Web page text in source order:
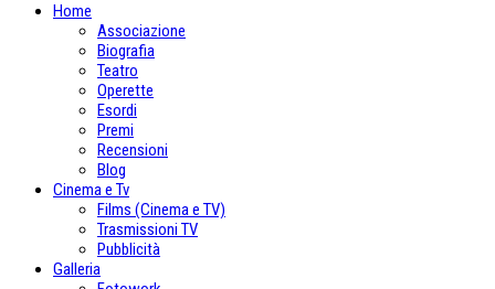
Home
Associazione
Biografia
Teatro
Operette
Esordi
Premi
Recensioni
Blog
Cinema e Tv
Films (Cinema e TV)
Trasmissioni TV
Pubblicità
Galleria